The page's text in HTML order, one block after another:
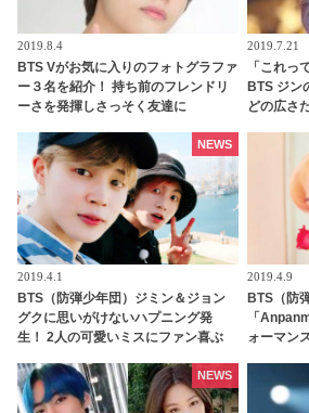
2019.8.4
BTS Vがお気に入りのフォトグラファ
ー３名を紹介！ 持ち前のフレンドリ
ーさを発揮しさっそく友達に
2019.7.21
「これっ
BTS ジン
どの広さ
2019.4.1
BTS（防弾少年団）ジミン＆ジョン
グクに思いがけないハプニング発
生！ 2人の可愛いミスにファン喜ぶ
NEWS
2019.4.9
BTS（防
「
ォーマン
NEWS